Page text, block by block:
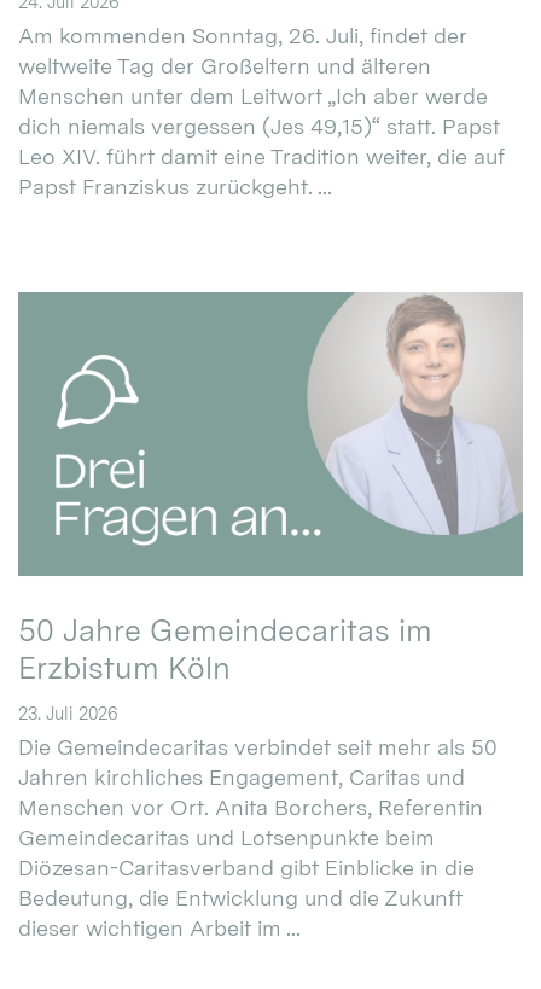
Am kommenden Sonntag, 26. Juli, findet der
weltweite Tag der Großeltern und älteren
Menschen unter dem Leitwort „Ich aber werde
dich niemals vergessen (Jes 49,15)“ statt. Papst
Leo XIV. führt damit eine Tradition weiter, die auf
Papst Franziskus zurückgeht. ...
50 Jahre Gemeindecaritas im
Erzbistum Köln
23. Juli 2026
Die Gemeindecaritas verbindet seit mehr als 50
Jahren kirchliches Engagement, Caritas und
Menschen vor Ort. Anita Borchers, Referentin
Gemeindecaritas und Lotsenpunkte beim
Diözesan-Caritasverband gibt Einblicke in die
Bedeutung, die Entwicklung und die Zukunft
dieser wichtigen Arbeit im ...